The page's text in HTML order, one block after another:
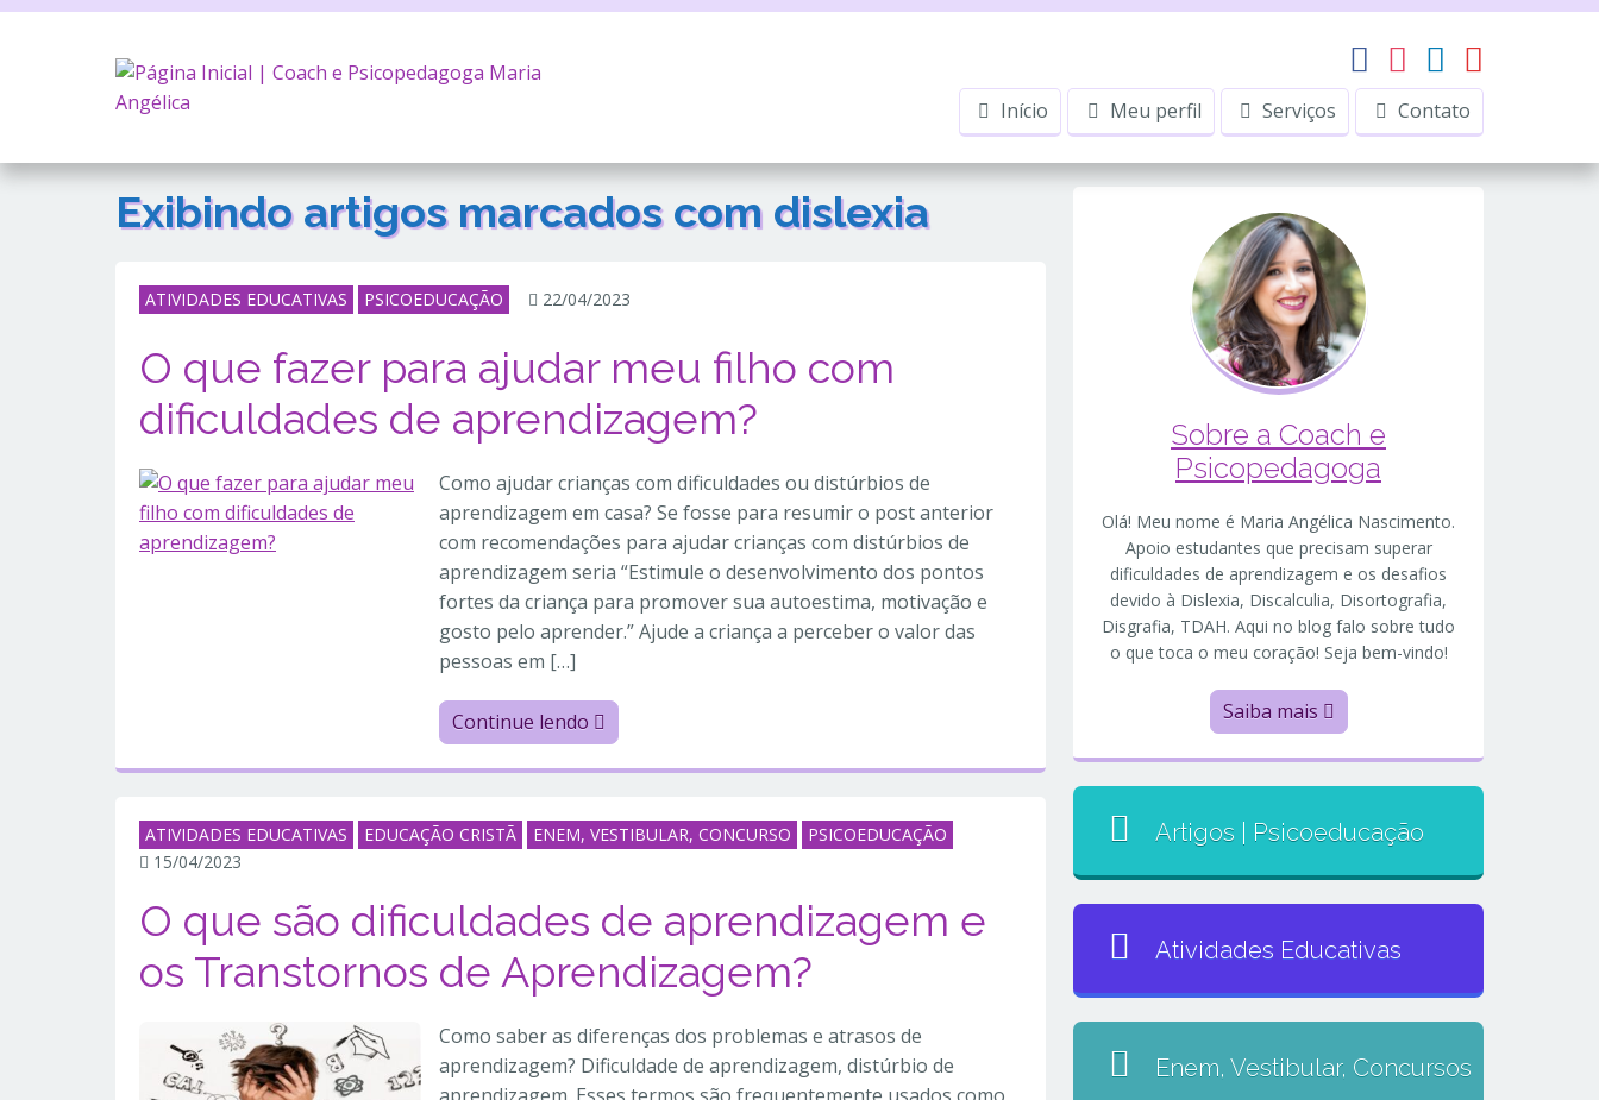
Início Meu perfil Serviços Contato
Exibindo artigos marcados com dislexia
ATIVIDADES EDUCATIVAS PSICOEDUCAÇÃO 22/04/2023
O que fazer para ajudar meu filho com
dificuldades de aprendizagem?
Como ajudar crianças com dificuldades ou distúrbios de
aprendizagem em casa? Se fosse para resumir o post anterior
com recomendações para ajudar crianças com distúrbios de
aprendizagem seria “Estimule o desenvolvimento dos pontos
fortes da criança para promover sua autoestima, motivação e
gosto pelo aprender.” Ajude a criança a perceber o valor das
pessoas em […]
Continue lendo
ATIVIDADES EDUCATIVAS EDUCAÇÃO CRISTÃ ENEM, VESTIBULAR, CONCURSO
PSICOEDUCAÇÃO
15/04/2023
O que são dificuldades de aprendizagem e
os Transtornos de Aprendizagem?
Como saber as diferenças dos problemas e atrasos de
aprendizagem? Dificuldade de aprendizagem, distúrbio de
Sobre a Coach e
Psicopedagoga
Olá! Meu nome é Maria Angélica Nascimento.
Apoio estudantes que precisam superar
dificuldades de aprendizagem e os desafios
devido à Dislexia, Discalculia, Disortografia,
Disgrafia, TDAH. Aqui no blog falo sobre tudo
o que toca o meu coração! Seja bem-vindo!
Saiba mais
Artigos | Psicoeducação
Atividades Educativas
Enem, Vestibular, Concursos